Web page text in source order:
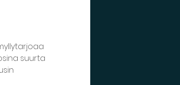
suurta